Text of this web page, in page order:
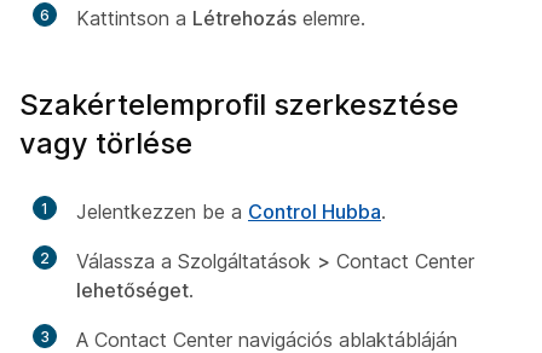
6 Kattintson a Létrehozás elemre.
Szakértelemprofil szerkesztése
vagy törlése
1 Jelentkezzen be a Control Hubba.
2 Válassza a Szolgáltatások > Contact Center
lehetőséget.
3
A Contact Center navigációs ablaktábláján